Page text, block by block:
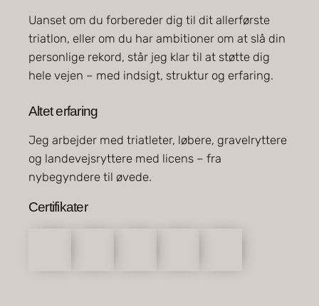
Uanset om du forbereder dig til dit allerførste
triatlon, eller om du har ambitioner om at slå din
personlige rekord, står jeg klar til at støtte dig
hele vejen – med indsigt, struktur og erfaring.
Altet erfaring
Jeg arbejder med triatleter, løbere, gravelryttere
og landevejsryttere med licens – fra
nybegyndere til øvede.
Certifikater